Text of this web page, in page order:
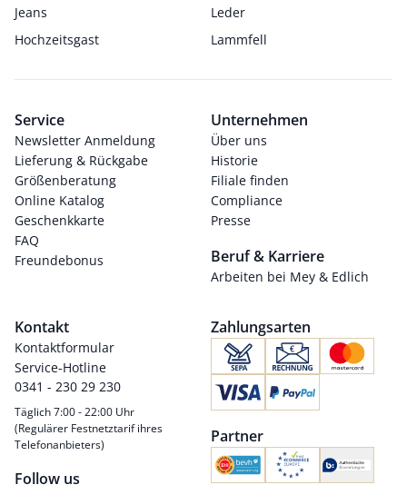
Jeans
Leder
Hochzeitsgast
Lammfell
Service
Newsletter Anmeldung
Lieferung & Rückgabe
Größenberatung
Online Katalog
Geschenkkarte
FAQ
Freundebonus
Unternehmen
Über uns
Historie
Filiale finden
Compliance
Presse
Beruf & Karriere
Arbeiten bei Mey & Edlich
Kontakt
Kontaktformular
Service-Hotline
0341 - 230 29 230
Täglich 7:00 - 22:00 Uhr
(Regulärer Festnetztarif ihres
Telefonanbieters)
Follow us
Zahlungsarten
Partner